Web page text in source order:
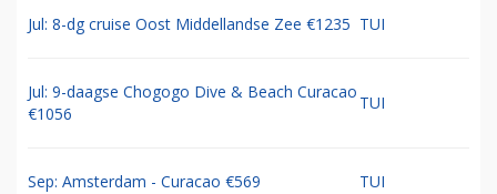
Jul: 8-dg cruise Oost Middellandse Zee €1235 TUI
Jul: 9-daagse Chogogo Dive & Beach Curacao
€1056
TUI
Sep: Amsterdam - Curacao €569 TUI